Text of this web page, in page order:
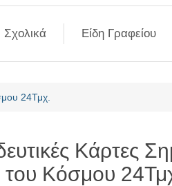
Σχολικά Είδη Γραφείου
24Τμχ.
Κάρτες
Κόσμου